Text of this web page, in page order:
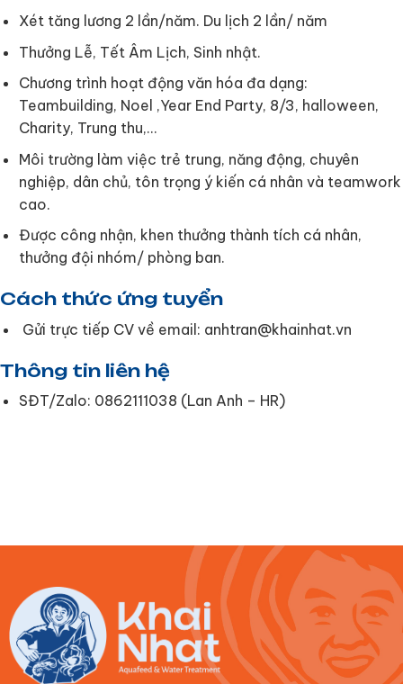
Xét tăng lương 2 lần/năm. Du lịch 2 lần/ năm
Thưởng Lễ, Tết Âm Lịch, Sinh nhật.
Chương trình hoạt động văn hóa đa dạng:
Teambuilding, Noel ,Year End Party, 8/3, halloween,
Charity, Trung thu,…
Môi trường làm việc trẻ trung, năng động, chuyên
nghiệp, dân chủ, tôn trọng ý kiến cá nhân và teamwork
cao.
Được công nhận, khen thưởng thành tích cá nhân,
thưởng đội nhóm/ phòng ban.
Cách thức ứng tuyển
Gửi trực tiếp CV về email: anhtran@khainhat.vn
Thông tin liên hệ
SĐT/Zalo: 0862111038 (Lan Anh – HR)